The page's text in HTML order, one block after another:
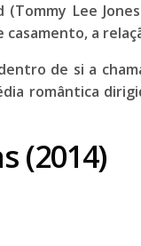
(Tommy Lee Jones
casamento, a
de si a
romântica
(2014)